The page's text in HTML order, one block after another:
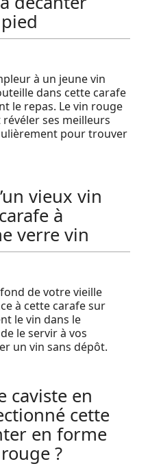
à un jeune vin
dans cette carafe
le repas. Le vin rouge
ses meilleurs
pour trouver
vieux vin
à
verre vin
de votre vieille
à cette carafe sur
le vin dans le
le servir à vos
un vin sans dépôt.
caviste en
cette
en forme
?